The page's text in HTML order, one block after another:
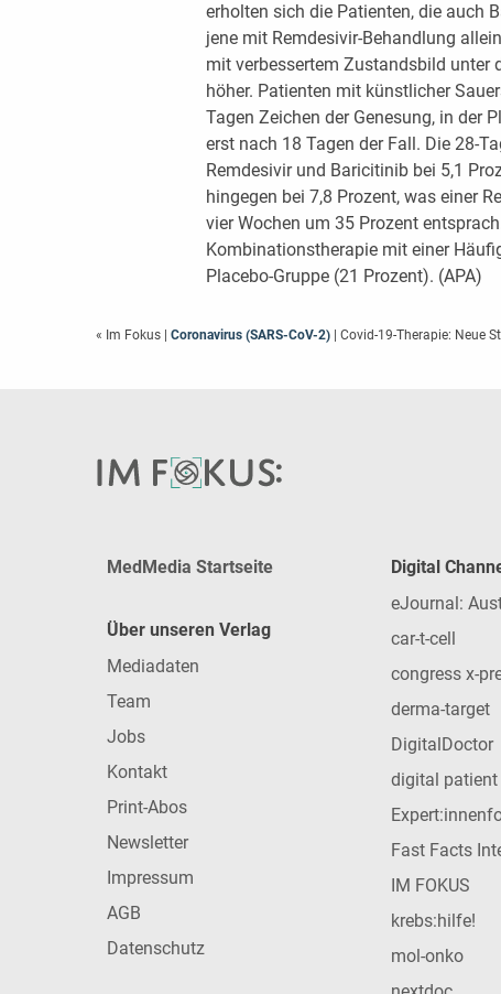
erholten sich die Patienten, die auch
jene mit Remdesivir-Behandlung
mit verbessertem Zustandsbild unter
höher. Patienten mit künstlicher
Tagen Zeichen der Genesung, in der
erst nach 18 Tagen der Fall. Die 28-
Remdesivir und Baricitinib bei 5,1
hingegen bei 7,8 Prozent, was einer
vier Wochen um 35 Prozent
Kombinationstherapie mit einer
Placebo-Gruppe (21 Prozent). (APA)
« Im Fokus Coronavirus (SARS-CoV-2) | Covid-19-Therapie: Neue
MedMedia Startseite
Über unseren Verlag
Mediadaten
Team
Jobs
Kontakt
Print-Abos
Newsletter
Impressum
AGB
Datenschutz
Digital
eJournal:
car-t-cell
congress x-
derma-target
DigitalDoctor
digital patient
Fast Facts
IM FOKUS
krebs:hilfe!
mol-onko